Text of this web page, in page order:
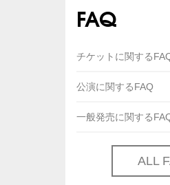
FAQ
チケットに関する
公演に関するFAQ
一般発売に関する
ALL